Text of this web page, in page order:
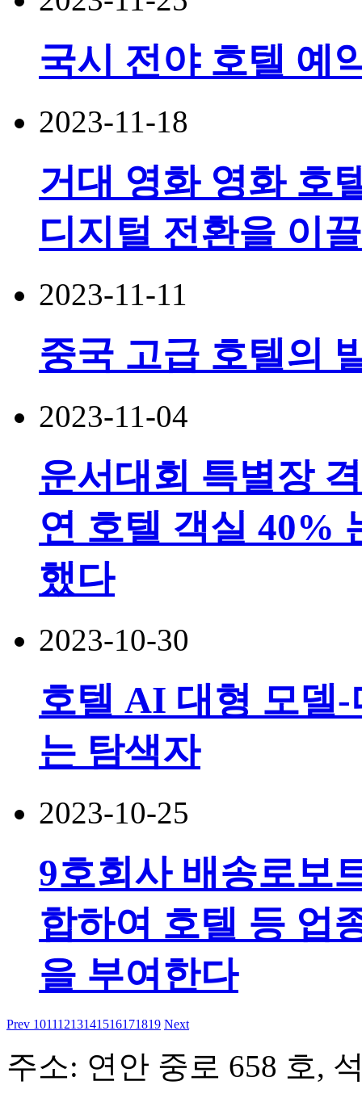
국시 전야 호텔 예
2023-11-18
거대 영화 영화 호
디지털 전환을 이
2023-11-11
중국 고급 호텔의
2023-11-04
운서대회 특별장
연 호텔 객실 40%
했다
2023-10-30
호텔 AI 대형 모델
는 탐색자
2023-10-25
9호회사 배송로보
합하여 호텔 등 업
을 부여한다
Prev 10111213141516171819 Next
주소: 연안 중로 658 호,